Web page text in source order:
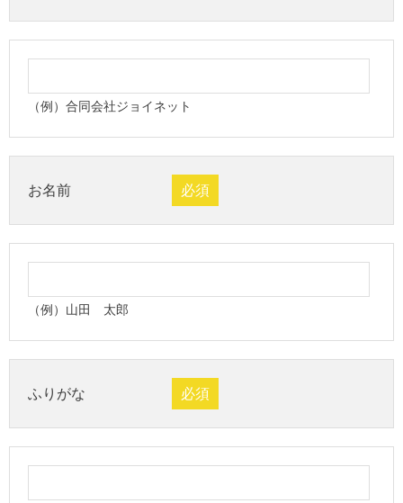
（例）合同会社ジョイネット
お名前 必須
（例）山田 太郎
ふりがな 必須